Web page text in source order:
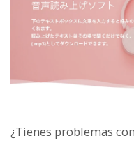
¿Tienes problemas